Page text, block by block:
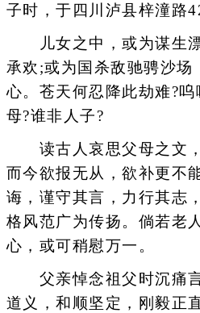
子时，于四川泸县梓潼路
儿女之中，或为谋生漂
承欢;或为国杀敌驰骋沙场
心。苍天何忍降此劫难?
母?谁非人子?
读古人哀思父母之文，
而今欲报无从，欲补更不
诲，谨守其言，力行其志
格风范广为传扬。倘若老
心，或可稍慰万一。
父亲悼念祖父时沉痛言
道义，和顺坚定，刚毅正